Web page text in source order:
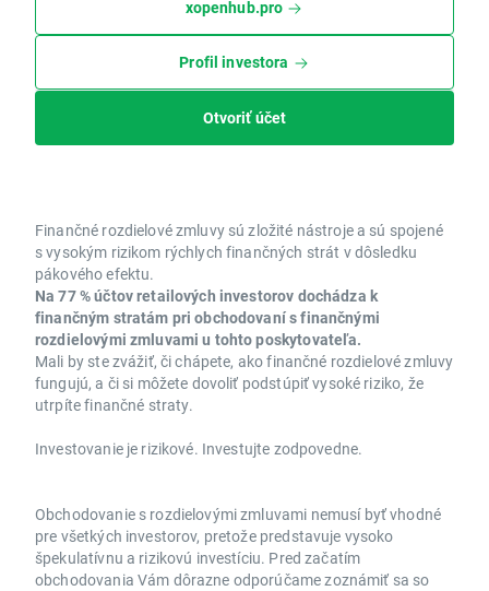
xopenhub.pro
Profil investora
Otvoriť účet
Finančné rozdielové zmluvy sú zložité nástroje a sú spojené
s vysokým rizikom rýchlych finančných strát v dôsledku
pákového efektu.
Na 77 % účtov retailových investorov dochádza k
finančným stratám pri obchodovaní s finančnými
rozdielovými zmluvami u tohto poskytovateľa.
Mali by ste zvážiť, či chápete, ako finančné rozdielové zmluvy
fungujú, a či si môžete dovoliť podstúpiť vysoké riziko, že
utrpíte finančné straty.
Investovanie je rizikové. Investujte zodpovedne.
Obchodovanie s rozdielovými zmluvami nemusí byť vhodné
pre všetkých investorov, pretože predstavuje vysoko
špekulatívnu a rizikovú investíciu. Pred začatím
obchodovania Vám dôrazne odporúčame zoznámiť sa so